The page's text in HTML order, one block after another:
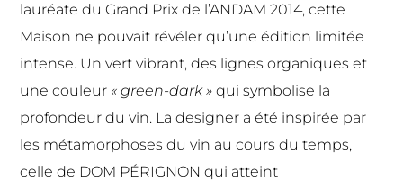
lauréate du Grand Prix de l’ANDAM 2014, cette
Maison ne pouvait révéler qu’une édition limitée
intense. Un vert vibrant, des lignes organiques et
une couleur « green-dark » qui symbolise la
profondeur du vin. La designer a été inspirée par
les métamorphoses du vin au cours du temps,
celle de DOM PÉRIGNON qui atteint